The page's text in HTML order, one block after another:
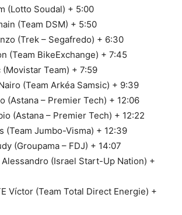
(Lotto Soudal) + 5:00
(Team DSM) + 5:50
(Trek – Segafredo) + 6:30
(Team BikeExchange) + 7:45
(Movistar Team) + 7:59
(Team Arkéa Samsic) + 9:39
(Astana – Premier Tech) + 12:06
(Astana – Premier Tech) + 12:22
(Team Jumbo-Visma) + 12:39
(Groupama – FDJ) + 14:07
Alessandro (Israel Start-Up Nation) +
Víctor (Team Total Direct Energie) +